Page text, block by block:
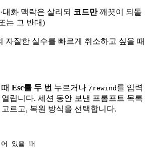
대화 맥락은 살리되 코드만깨끗이 되돌
는 그 반대)
자잘한 실수를 빠르게 취소하고 싶을 때
Esc를 두 번 누르거나 /rewind 를 입력
립니다. 세션 동안 보낸 프롬프트 목록
르고, 복원 방식을 선택합니다.
있을 때